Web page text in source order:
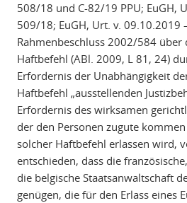
508/18 und C-82/19 PPU; EuGH,
509/18; EuGH, Urt. v. 09.10.2019
Rahmenbeschluss 2002/584 über
Haftbefehl (ABl. 2009, L 81, 24)
Erfordernis der Unabhängigkeit
Haftbefehl „ausstellenden
Erfordernis des wirksamen
der den Personen zugute
solcher Haftbefehl erlassen wird,
entschieden, dass die
die belgische Staatsanwaltschaft
genügen, die für den Erlass eines